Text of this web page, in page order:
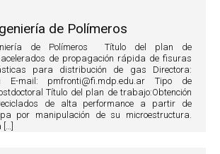
de Polímeros
de Polímeros Título del plan de
de propagación rápida de fisuras
para distribución de gas Directora:
E-mail: pmfronti@fi.mdp.edu.ar Tipo de
Título del plan de trabajo:Obtención
de alta performance a partir de
por manipulación de su microestructura.